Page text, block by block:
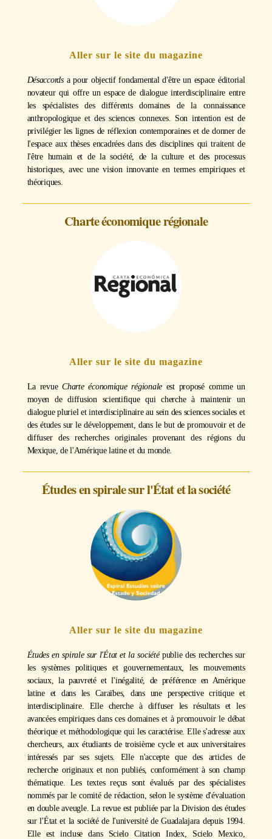
Aller sur le site du magazine
Désaccordsa pour objectif fondamental d'être un espace éditorial
novateur qui offre un espace de dialogue interdisciplinaire entre
les spécialistes des différents domaines de la connaissance
anthropologique et des sciences connexes. Son intention est de
privilégier les lignes de réflexion contemporaines et de donner de
l'espace aux thèses encadrées dans des disciplines qui traitent de
l'être humain et de la société, de la culture et des processus
historiques, avec une vision innovante en termes empiriques et
théoriques.
Charte économique régionale
Aller sur le site du magazine
La revueCharte économique régionaleest proposé comme un
moyen de diffusion scientifique qui cherche à maintenir un
dialogue pluriel et interdisciplinaire au sein des sciences sociales et
des études sur le développement, dans le but de promouvoir et de
diffuser des recherches originales provenant des régions du
Mexique, de l'Amérique latine et du monde.
Études en spirale sur l'État et la société
Aller sur le site du magazine
Études en spirale sur l'État et la sociétépublie des recherches sur
les systèmes politiques et gouvernementaux, les mouvements
sociaux, la pauvreté et l'inégalité, de préférence en Amérique
latine et dans les Caraïbes, dans une perspective critique et
interdisciplinaire. Elle cherche à diffuser les résultats et les
avancées empiriques dans ces domaines et à promouvoir le débat
théorique et méthodologique qui les caractérise. Elle s'adresse aux
chercheurs, aux étudiants de troisième cycle et aux universitaires
intéressés par ses sujets. Elle n'accepte que des articles de
recherche originaux et non publiés, conformément à son champ
thématique. Les textes reçus sont évalués par des spécialistes
nommés par le comité de rédaction, selon le système d'évaluation
en double aveugle. La revue est publiée par la Division des études
sur l'État et la société de l'université de Guadalajara depuis 1994.
Elle est incluse dans Scielo Citation Index, Scielo Mexico,